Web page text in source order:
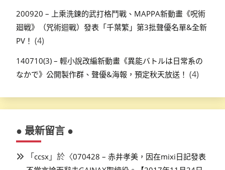
200920 – 上乘洗鍊的武打格鬥戰、MAPPA新動畫《呪術
廻戦》（咒術迴戰）發表「千葉繁」第3批聲優名單&全新
PV！ (4)
140710(3) – 輕小說改編新動畫《異能バトルは日常系の
なかで》公開製作群、聲優&海報，預定秋天放送！ (4)
● 最新留言 ●
「ccsx 」於〈070428 – 赤井孝美，因在mixi日記發表